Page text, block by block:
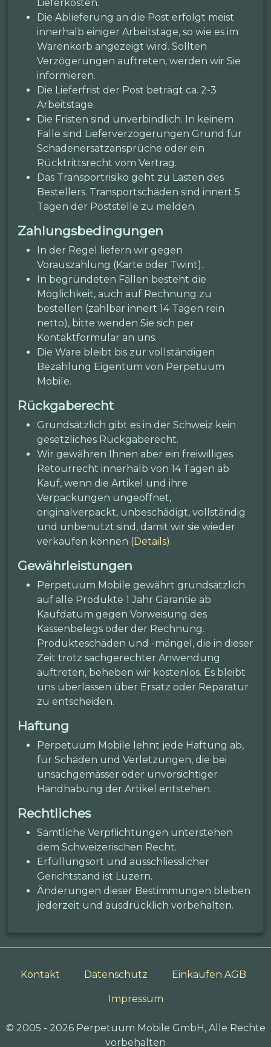
Lieferkosten.
Die Ablieferung an die Post erfolgt meist
innerhalb einiger Arbeitstage, so wie es im
Warenkorb angezeigt wird. Sollten
Verzögerungen auftreten, werden wir Sie
informieren.
Die Lieferfrist der Post beträgt ca. 2-3
Arbeitstage.
Die Fristen sind unverbindlich. In keinem
Falle sind Lieferverzögerungen Grund für
Schadenersatzansprüche oder ein
Rücktrittsrecht vom Vertrag.
Das Transportrisiko geht zu Lasten des
Bestellers. Transportschäden sind innert 5
Tagen der Poststelle zu melden.
Zahlungsbedingungen
In der Regel liefern wir gegen
Vorauszahlung (Karte oder Twint).
In begründeten Fällen besteht die
Möglichkeit, auch auf Rechnung zu
bestellen (zahlbar innert 14 Tagen rein
netto), bitte wenden Sie sich per
Kontaktformular an uns.
Die Ware bleibt bis zur vollständigen
Bezahlung Eigentum von Perpetuum
Mobile.
Rückgaberecht
Grundsätzlich gibt es in der Schweiz kein
gesetzliches Rückgaberecht.
Wir gewähren Ihnen aber ein freiwilliges
Retourrecht innerhalb von 14 Tagen ab
Kauf, wenn die Artikel und ihre
Verpackungen ungeöffnet,
originalverpackt, unbeschädigt, vollständig
und unbenutzt sind, damit wir sie wieder
verkaufen können (Details).
Gewährleistungen
Perpetuum Mobile gewährt grundsätzlich
auf alle Produkte 1 Jahr Garantie ab
Kaufdatum gegen Vorweisung des
Kassenbelegs oder der Rechnung.
Produkteschäden und -mängel, die in dieser
Zeit trotz sachgerechter Anwendung
auftreten, beheben wir kostenlos. Es bleibt
uns überlassen über Ersatz oder Reparatur
zu entscheiden.
Haftung
Perpetuum Mobile lehnt jede Haftung ab,
für Schäden und Verletzungen, die bei
unsachgemässer oder unvorsichtiger
Handhabung der Artikel entstehen.
Rechtliches
Sämtliche Verpflichtungen unterstehen
dem Schweizerischen Recht.
Erfüllungsort und ausschliesslicher
Gerichtstand ist Luzern.
Änderungen dieser Bestimmungen bleiben
jederzeit und ausdrücklich vorbehalten.
Kontakt Datenschutz Einkaufen AGB
Impressum
© 2005 - 2026 Perpetuum Mobile GmbH, Alle Rechte
vorbehalten